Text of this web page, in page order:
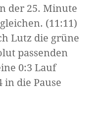
der 25. Minute
(11:11)
Lutz die grüne
passenden
0:3 Lauf
die Pause